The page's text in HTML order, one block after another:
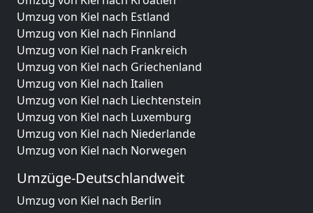
Umzug von Kiel nach Estland
Umzug von Kiel nach Finnland
Umzug von Kiel nach Frankreich
Umzug von Kiel nach Griechenland
Umzug von Kiel nach Italien
Umzug von Kiel nach Liechtenstein
Umzug von Kiel nach Luxemburg
Umzug von Kiel nach Niederlande
Umzug von Kiel nach Norwegen
Umzüge-Deutschlandweit
Umzug von Kiel nach Berlin